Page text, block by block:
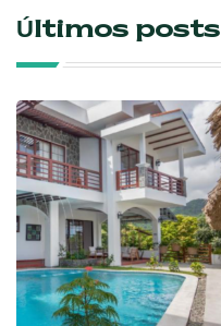
Últimos posts